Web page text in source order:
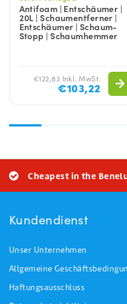
Antifoam | Entschäumer |
20L | Schaumentferner |
Entschäumer | Schaum-
Stopp | Schaumhemmer
€122,83 Inkl. MwSt.
€103,22
Cheapest in the
Kundendienst
Unser Unternehmen
Allgemeine
Haftungsausschluss